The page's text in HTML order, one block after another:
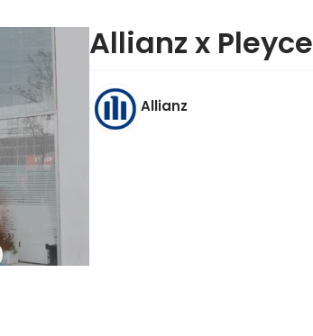
Allianz
Allianz x Pleyce